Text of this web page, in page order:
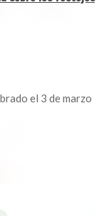
el 3 de marzo